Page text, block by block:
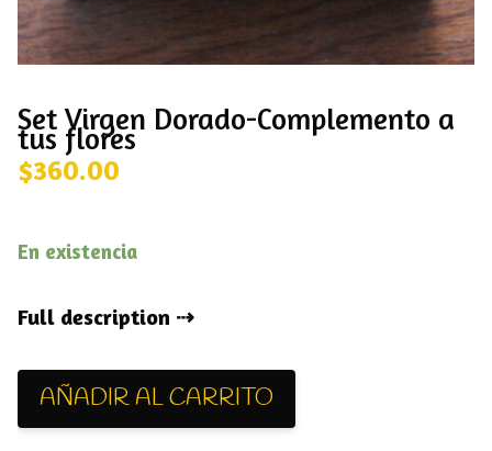
Set Virgen Dorado-Complemento a
tus flores
$360.00
En existencia
Full description
AÑADIR AL CARRITO